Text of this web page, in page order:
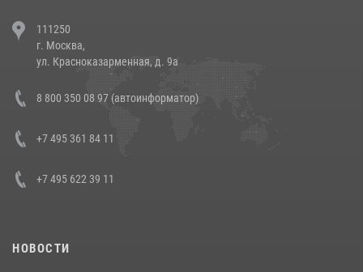
напавших на бригаду скорой помощи (видео)
14 июля 2026, 12:20
В Росгвардии прошла военно-научная конференция по обобщению
боевого опыта
111250
г. Москва,
ул. Красноказарменная, д. 9а
8 800 350 08 97 (автоинформатор)
+7 495 361 84 11
+7 495 622 39 11
НОВОСТИ